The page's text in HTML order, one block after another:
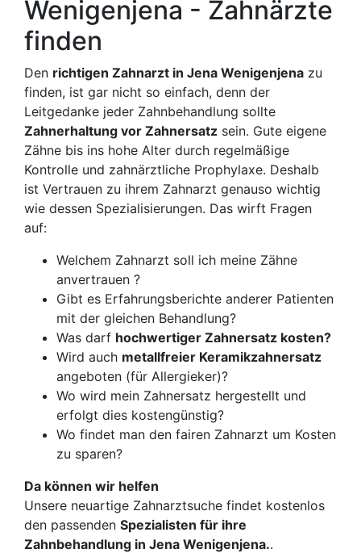
Wenigenjena - Zahnärzte
finden
Den richtigen Zahnarzt in Jena Wenigenjena zu
finden, ist gar nicht so einfach, denn der
Leitgedanke jeder Zahnbehandlung sollte
Zahnerhaltung vor Zahnersatz sein. Gute eigene
Zähne bis ins hohe Alter durch regelmäßige
Kontrolle und zahnärztliche Prophylaxe. Deshalb
ist Vertrauen zu ihrem Zahnarzt genauso wichtig
wie dessen Spezialisierungen. Das wirft Fragen
auf:
Welchem Zahnarzt soll ich meine Zähne
anvertrauen ?
Gibt es Erfahrungsberichte anderer Patienten
mit der gleichen Behandlung?
Was darf hochwertiger Zahnersatz kosten?
Wird auch metallfreier Keramikzahnersatz
angeboten (für Allergieker)?
Wo wird mein Zahnersatz hergestellt und
erfolgt dies kostengünstig?
Wo findet man den fairen Zahnarzt um Kosten
zu sparen?
Da können wir helfen
Unsere neuartige Zahnarztsuche findet kostenlos
den passenden Spezialisten für ihre
Zahnbehandlung in Jena Wenigenjena..